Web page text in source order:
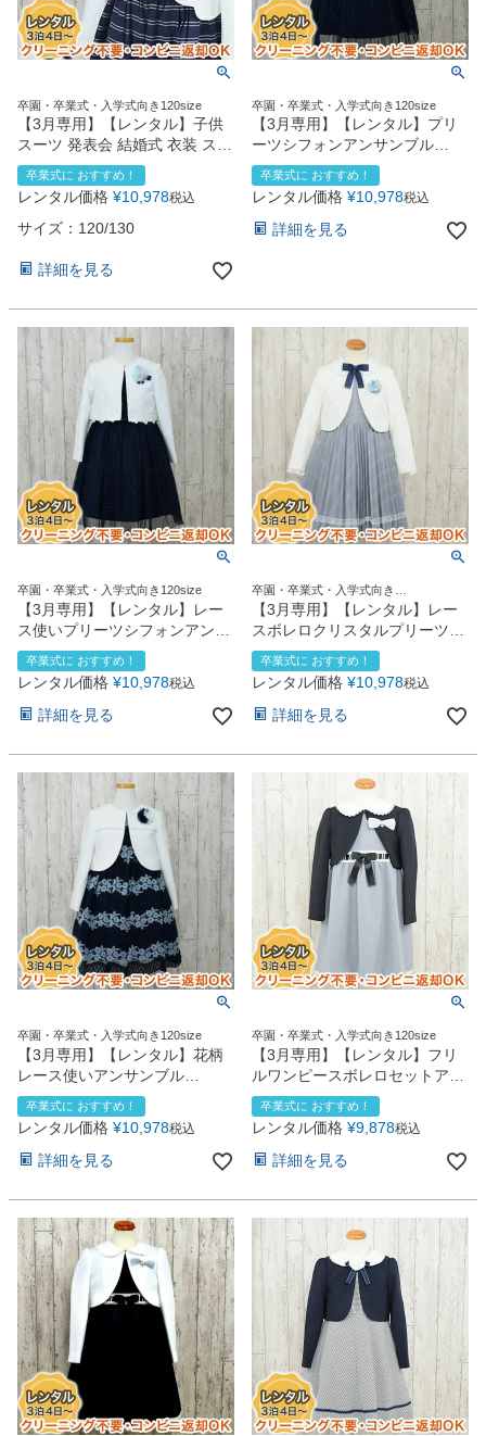
スタジオを予約 →
卒園・卒業式・入学式向き120size
【3月専用】【レンタル】子供
スーツ 発表会 結婚式 衣装 スカ
ラップボレロボーダー柄アンサ
ンブル（CAT198303）
【CHOPIN】 【入学式 女の子
ワンピース アンサンブル セッ
ド おすすめ 上品 紺 ネイビー
130cn
卒業式に おすすめ！
レンタル価格 ¥10,978税込
サイズ：120/130
詳細を見る
卒園・卒業式・入学式向き120size
【3月専用】【レンタル】プリ
ーツシフォンアンサンブル
（CAT402303）【ELLE】
120cm
卒業式に おすすめ！
レンタル価格 ¥10,978税込
詳細を見る
卒園・卒業式・入学式向き120size
【3月専用】【レンタル】レー
ス使いプリーツシフォンアンサ
ンブル（CAT802300）
120cm
卒業式に おすすめ！
レンタル価格 ¥10,978税込
詳細を見る
卒園・卒業式・入学式向き
120size130size
【3月専用】【レンタル】レー
スボレロクリスタルプリーツア
ンサンブル【CHOPIN】
（CAT802301）120・130cm
卒業式に おすすめ！
レンタル価格 ¥10,978税込
詳細を見る
卒園・卒業式・入学式向き120size
【3月専用】【レンタル】花柄
レース使いアンサンブル
（CAT808306）120cm
卒業式に おすすめ！
レンタル価格 ¥10,978税込
詳細を見る
卒園・卒業式・入学式向き120size
【3月専用】【レンタル】フリ
ルワンピースボレロセットアン
サンブル【CHOPIN】
（CAT879303B）120cm
卒業式に おすすめ！
レンタル価格 ¥9,878税込
詳細を見る